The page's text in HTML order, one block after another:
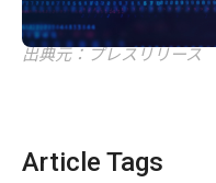
出典元：プレスリリース
Article Tags